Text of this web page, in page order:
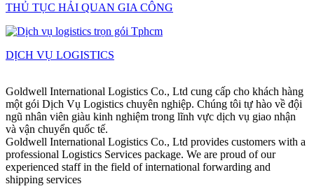
THỦ TỤC HẢI QUAN GIA CÔNG
DỊCH VỤ LOGISTICS
Goldwell International Logistics Co., Ltd cung cấp cho khách hàng
một gói Dịch Vụ Logistics chuyên nghiệp. Chúng tôi tự hào về đội
ngũ nhân viên giàu kinh nghiệm trong lĩnh vực dịch vụ giao nhận
và vận chuyển quốc tế.
Goldwell International Logistics Co., Ltd provides customers with a
professional Logistics Services package. We are proud of our
experienced staff in the field of international forwarding and
shipping services